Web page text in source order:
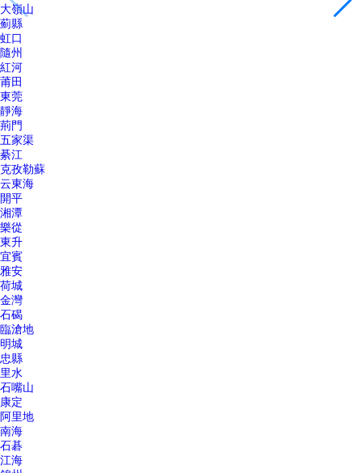
大嶺山
薊縣
虹口
隨州
紅河
莆田
東莞
靜海
荊門
五家渠
綦江
克孜勒蘇
云東海
開平
湘潭
樂從
東升
宜賓
雅安
荷城
金灣
石碣
臨滄地
明城
忠縣
里水
石嘴山
康定
阿里地
南海
石碁
江海